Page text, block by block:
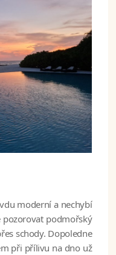
moderní a nechybí
pozorovat podmořský
schody. Dopoledne
při přílivu na dno už